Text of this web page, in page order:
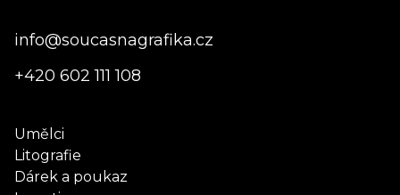
info@soucasnagrafika.cz
+420 602 111 108
Umělci
Litografie
Dárek a poukaz